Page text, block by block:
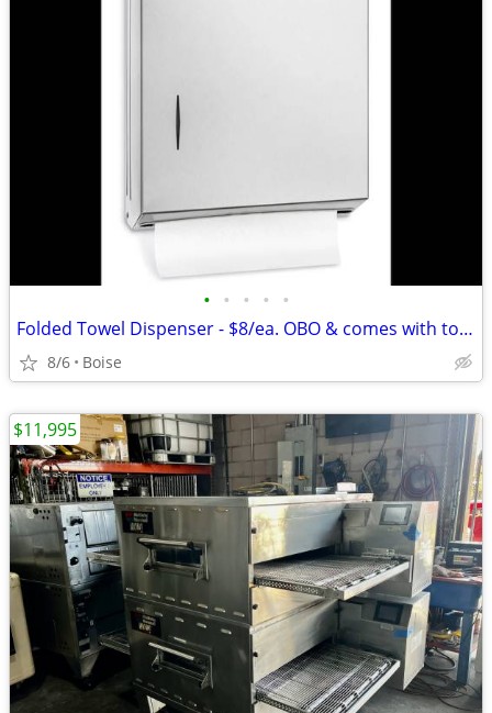
• • • • •
Folded Towel Dispenser - $8/ea. OBO & comes with towels!
8/6 Boise
$11,995